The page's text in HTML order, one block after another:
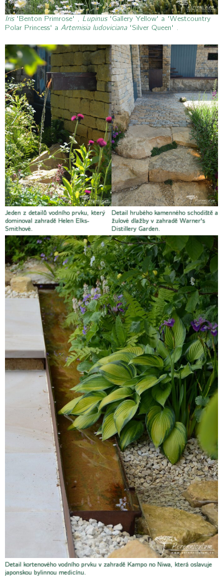
Iris'Benton Primrose' , Lupinus'Gallery Yellow' a 'Westcountry
Polar Princess' a Artemisia ludoviciana'Silver Queen' .
Jeden z detailů vodního prvku, který
dominoval zahradě Helen Elks-
Smithové.
Detail hrubého kamenného schodiště a
žulové dlažby v zahradě Warner's
Distillery Garden.
Detail kortenového vodního prvku v zahradě Kampo no Niwa, která oslavuje
japonskou bylinnou medicínu.